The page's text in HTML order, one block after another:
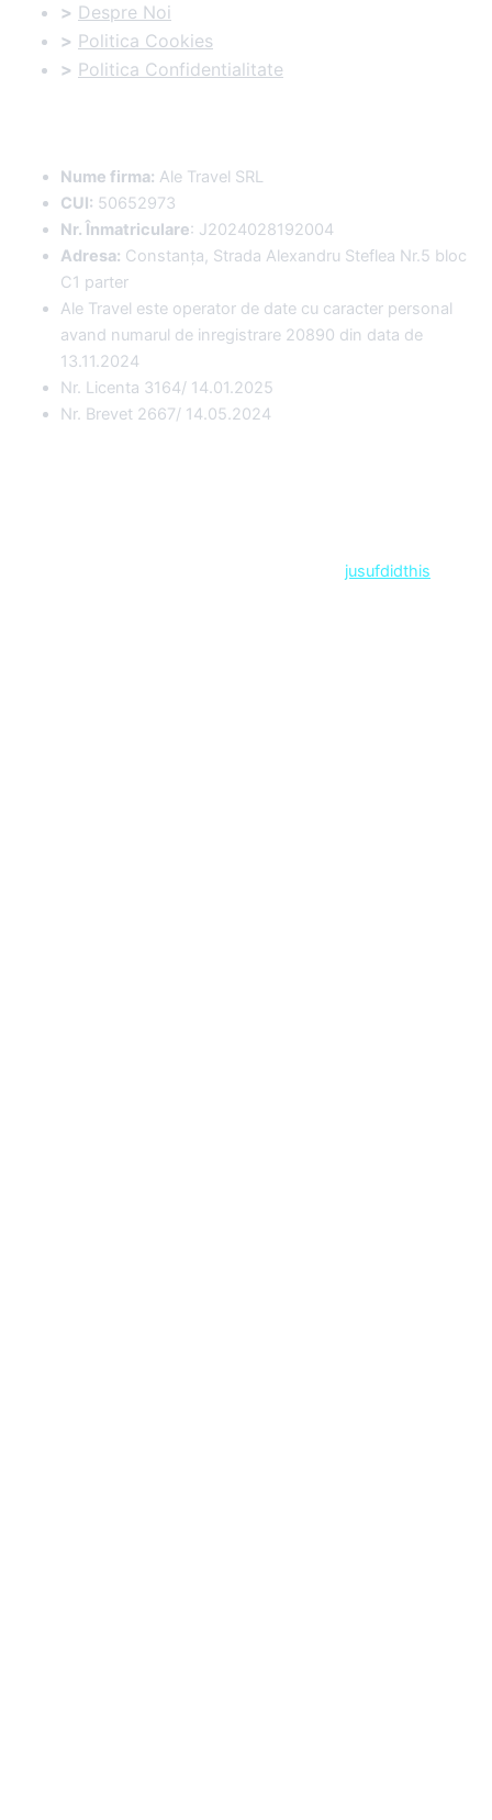
> Despre Noi
> Politica Cookies
> Politica Confidentialitate
Nume firma: Ale Travel SRL
CUI: 50652973
Nr. Înmatriculare: J2024028192004
Adresa: Constanța, Strada Alexandru Steflea Nr.5 bloc
C1 parter
Ale Travel este operator de date cu caracter personal
avand numarul de inregistrare 20890 din data de
13.11.2024
Nr. Licenta 3164/ 14.01.2025
Nr. Brevet 2667/ 14.05.2024
jusufdidthis